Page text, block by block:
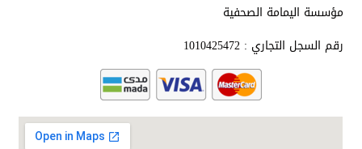
مؤسسة اليمامة الصحفية
رقم السجل التجاري : 1010425472